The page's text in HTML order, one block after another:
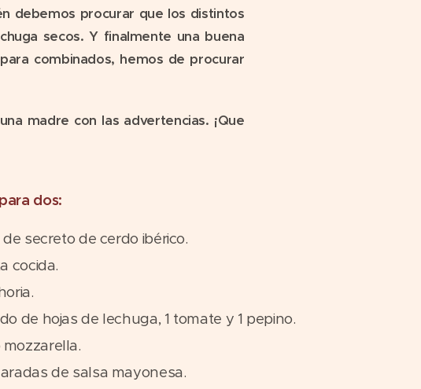
debemos procurar que los distintos
secos. Y finalmente una buena
combinados, hemos de procurar
madre con las advertencias. ¡Que
dos:
de secreto de cerdo ibérico.
cocida.
de hojas de lechuga, 1 tomate y 1 pepino.
de salsa mayonesa.